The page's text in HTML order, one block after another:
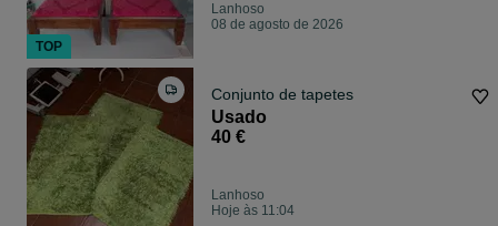
Lanhoso
08 de agosto de 2026
Conjunto de tapetes
Usado
40 €
Lanhoso
Hoje às 11:04
TOP